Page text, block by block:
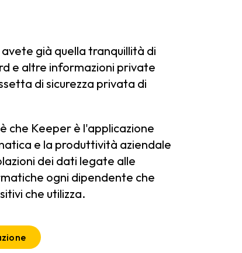
già quella tranquillità di
e altre informazioni private
di sicurezza privata di
che Keeper è l'applicazione
e la produttività aziendale
dei dati legate alle
ogni dipendente che
che utilizza.